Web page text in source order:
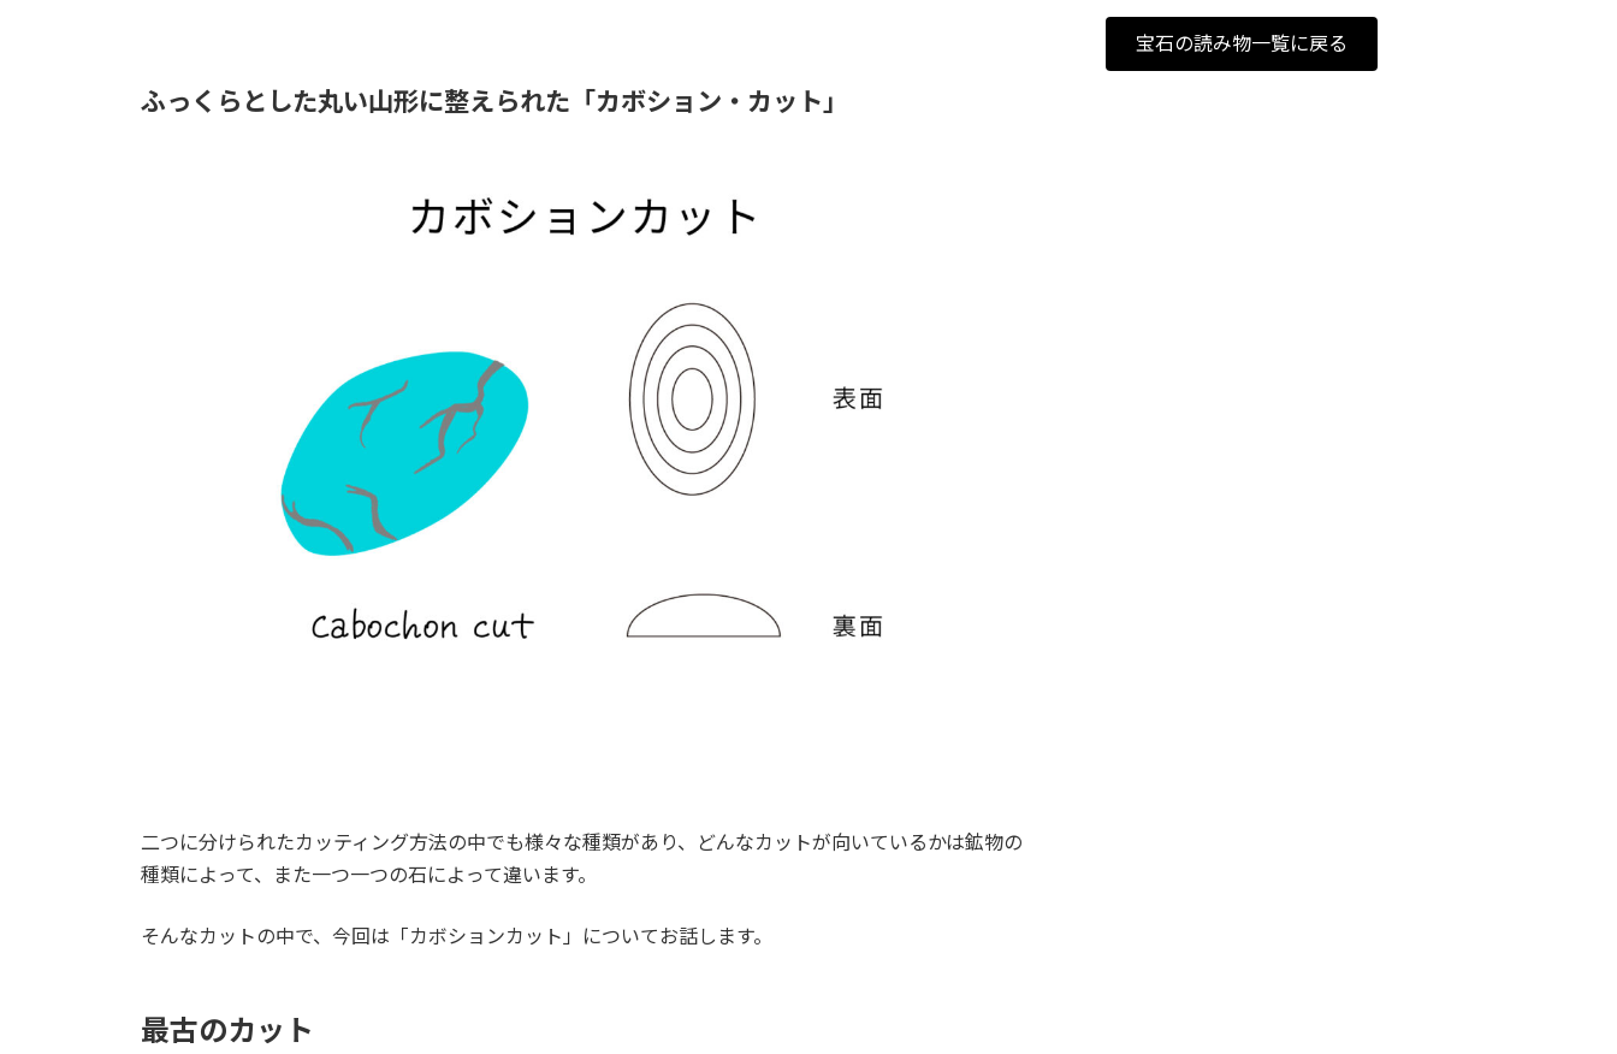
ふっくらとした丸い山形に整えられた「カボション・カット」
二つに分けられたカッティング方法の中でも様々な種類があり、どんなカットが向いているかは鉱物の
種類によって、また一つ一つの石によって違います。
そんなカットの中で、今回は「カボションカット」についてお話します。
最古のカット
宝石の読み物一覧に戻る